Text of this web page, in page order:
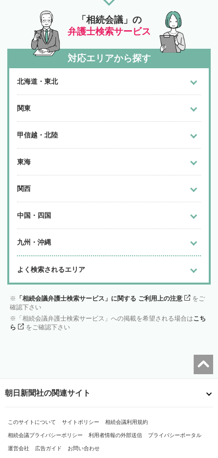
「相続会議」の
弁護士検索サービス
対応エリアから探す
北海道・東北
関東
甲信越・北陸
東海
関西
中国・四国
九州・沖縄
よく検索されるエリア
「相続会議弁護士検索サービス」に関する ご利用上の注意
をご
確認下さい
「相続会議弁護士検索サービス」への掲載を希望される場合はこち
ら
をご確認下さい
朝日新聞社の関連サイト
このサイトについて サイトポリシー 相続会議利用規約
相続会議プライバシーポリシー 利用者情報の外部送信 プライバシーポータル
運営会社 広告ガイド お問い合わせ